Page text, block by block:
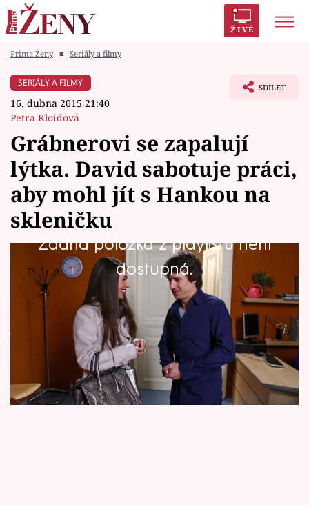
ŽIVĚ
Módní alarm
Témata
Celebrity
Vztahy
Seriály
Horoskopy
Sledujte prima+
Filmový festival Karlovy Vary
Prima Ženy ■ Seriály a filmy
SERIÁLY A FILMY
16. dubna 2015 21:40
Petra Kloidová
SDÍLET
Grábnerovi se zapalují
lýtka. David sabotuje práci,
aby mohl jít s Hankou na
skleničku
Žádná položka z playlistu není
dostupná.
Kde je konec asexuálnímu Davidovi
Grábnerovi, který myslí celý den jen na zuby?
Svůdná medička Hanka v něm totiž otevřela
jistou zvědavost. Rozhodne se o ní dozvědět
něco víc, ale narazí. Podívejte se na ukázku.